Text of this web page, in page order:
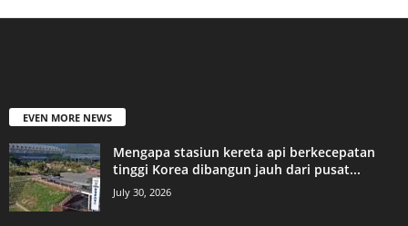
EVEN MORE NEWS
Mengapa stasiun kereta api berkecepatan
tinggi Korea dibangun jauh dari pusat...
July 30, 2026